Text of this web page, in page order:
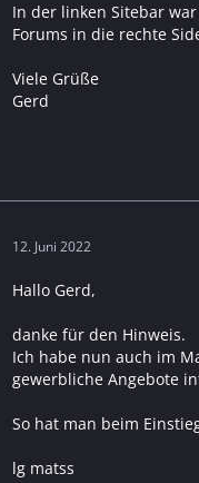
In der linken Sitebar
Forums in die rechte
Viele Grüße
Gerd
12. Juni 2022
Hallo Gerd,
danke für den Hinweis.
Ich habe nun auch im
gewerbliche Angebote
So hat man beim
lg matss